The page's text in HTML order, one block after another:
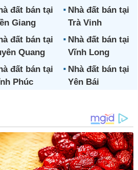
đất bán tại
Giang
Nhà đất bán tại
Trà Vinh
đất bán tại
Quang
Nhà đất bán tại
Vĩnh Long
đất bán tại
Phúc
Nhà đất bán tại
Yên Bái